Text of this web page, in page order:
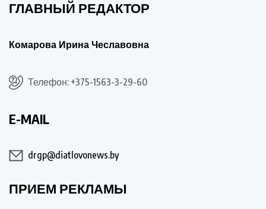
ГЛАВНЫЙ РЕДАКТОР
Комарова Ирина Чеславовна
Телефон: +375-1563-3-29-60
E-MAIL
drgp@diatlovonews.by
ПРИЕМ РЕКЛАМЫ